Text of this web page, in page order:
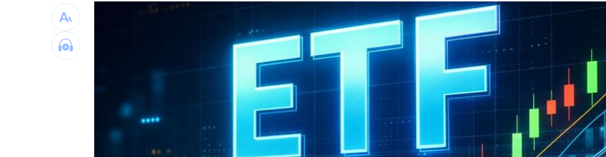
兆基案檢調6路搜索！約談前董座2高層到案 15:11
20:31
15:27
三立iNEWS新聞台線上直播 18:00
商場戰國來臨 台中「頂奢大道」逐漸成形 12:00